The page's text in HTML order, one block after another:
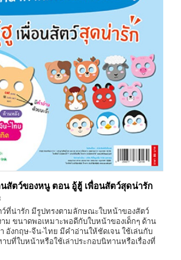
สัตว์ของหนู ตอน อู้ฮู้ เพื่อนสัตว์สุดน่ารัก
ที่น่ารัก มีรูปทรงตามลักษณะใบหน้าของสัตว์
ม ขนาดพอเหมาะพอดีกับใบหน้าของเด็กๆ ด้าน
อังกฤษ-จีน-ไทย มีคำอ่านให้ชัดเจน ใช้เล่นกับ
าบที่ใบหน้าหรือใช้เล่าประกอบนิทานหรือเรื่องที่